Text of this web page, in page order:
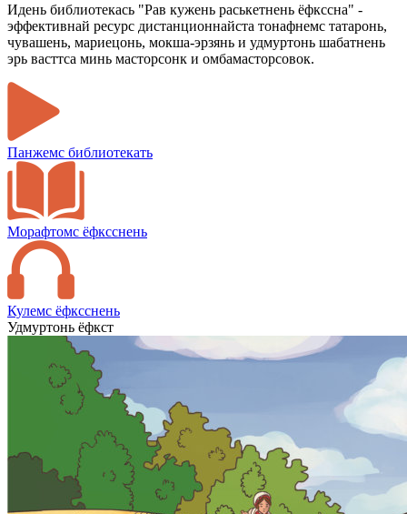
Идень библиотекась "Рав кужень раськетнень ёфкссна" -
эффективнай ресурс дистанционнайста тонафнемс татаронь,
чувашень, мариецонь, мокша-эрзянь и удмуртонь шабатнень
эрь васттса минь масторсонк и омбамасторсовок.
Панжемс библиотекать
Морафтомс ёфксснень
Кулемс ёфксснень
Удмуртонь ёфкст